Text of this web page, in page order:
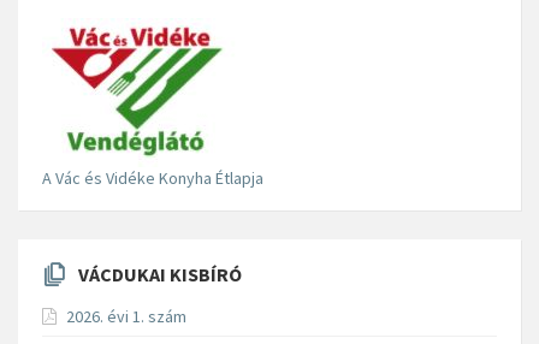
A Vác és Vidéke Konyha Étlapja
VÁCDUKAI KISBÍRÓ
2026. évi 1. szám